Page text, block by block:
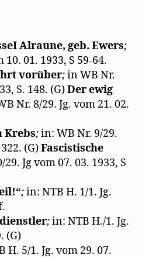
Alraune, geb. Ewers;
01. 1933, S 59-64.
vorüber;in WB Nr.
S. 148. (G)Der ewig
Nr. 8/29. Jg. vom 21. 02.
Krebs;in: WB Nr. 9/29.
(G)Fascistische
Jg vom 07. 03. 1933, S
;in: NTB H. 1/1. Jg.
;in: NTB H./1. Jg.
(G)
H. 5/1. Jg. vom 29. 07.